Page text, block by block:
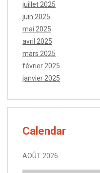
juillet 2025
juin 2025
mai 2025
avril 2025
mars 2025
février 2025
janvier 2025
Calendar
AOÛT 2026